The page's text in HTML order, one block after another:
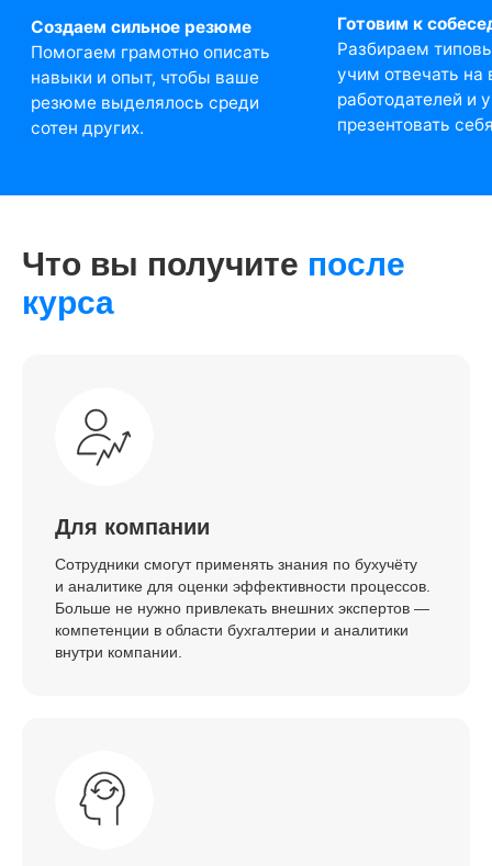
Что вы получите после
курса
Для компании
Сотрудники смогут применять знания по бухучёту
и аналитике для оценки эффективности процессов.
Больше не нужно привлекать внешних экспертов —
компетенции в области бухгалтерии и аналитики
внутри компании.